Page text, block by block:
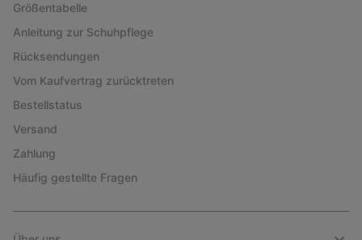
Größentabelle
Anleitung zur Schuhpflege
Rücksendungen
Vom Kaufvertrag zurücktreten
Bestellstatus
Versand
Zahlung
Häufig gestellte Fragen